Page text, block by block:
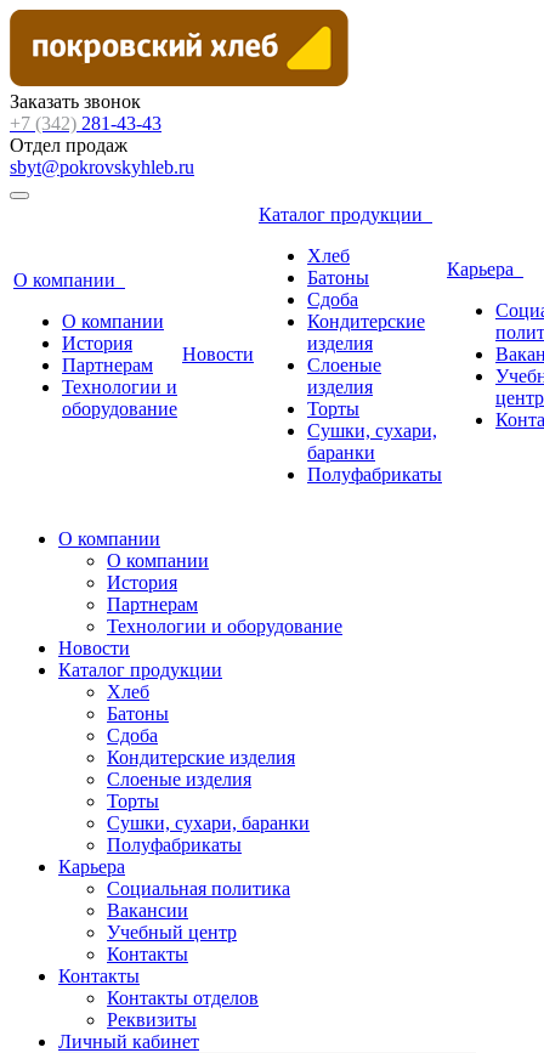
Заказать звонок
+7 (342) 281-43-43
Отдел продаж
sbyt@pokrovskyhleb.ru
О компании
О компании
История
Партнерам
Технологии и
оборудование
Новости
Каталог продукции
Хлеб
Батоны
Сдоба
Кондитерские
изделия
Слоеные
изделия
Торты
Сушки, сухари,
баранки
Полуфабрикаты
Карьера
центр
О компании
О компании
История
Партнерам
Технологии и оборудование
Новости
Каталог продукции
Хлеб
Батоны
Сдоба
Кондитерские изделия
Слоеные изделия
Торты
Сушки, сухари, баранки
Полуфабрикаты
Карьера
Социальная политика
Вакансии
Учебный центр
Контакты
Контакты
Контакты отделов
Реквизиты
Личный кабинет